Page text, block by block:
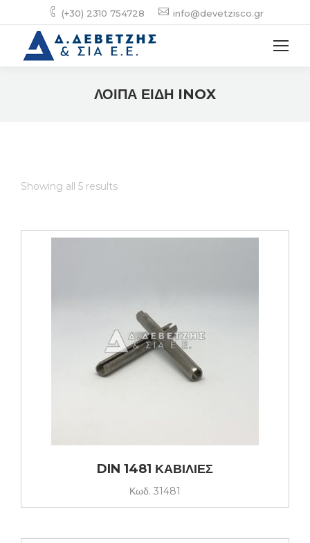
(+30) 2310 754728 info@devetzisco.gr
ΛΟΙΠΑ ΕΙΔΗ INOX
Showing all 5 results
DIN 1481 ΚΑΒΙΛΙΕΣ
Κωδ. 31481